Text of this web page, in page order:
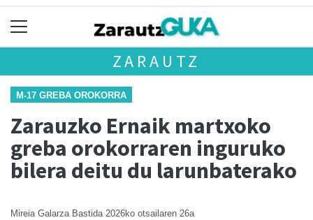
ZARAUTZ
M-17 GREBA OROKORRA
Zarauzko Ernaik martxoko
greba orokorraren inguruko
bilera deitu du larunbaterako
Mireia Galarza Bastida 2026ko otsailaren 26a